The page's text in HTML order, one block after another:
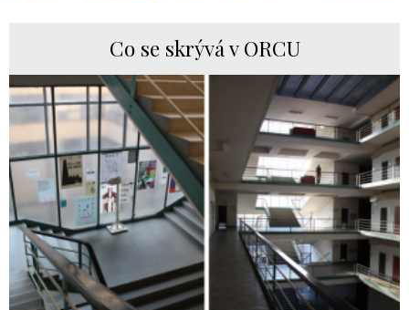
Co se skrývá v ORCU